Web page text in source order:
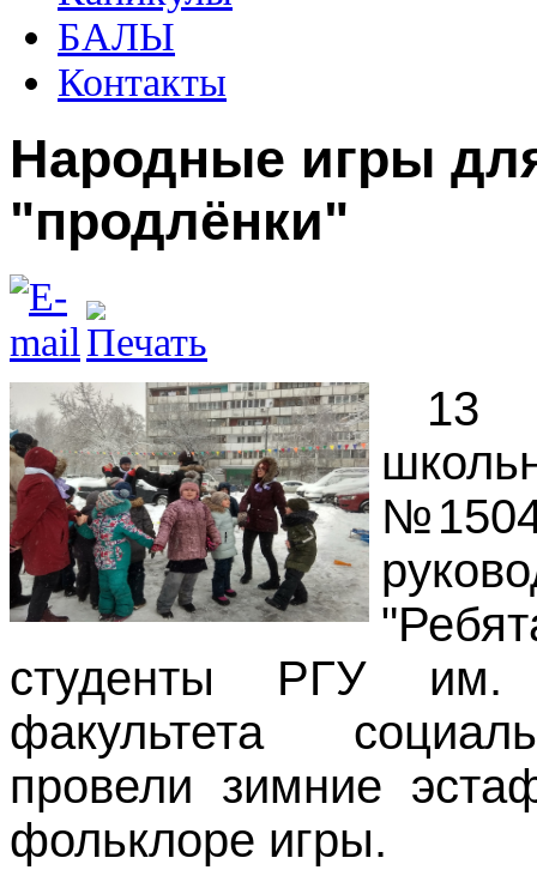
БАЛЫ
Контакты
Народные игры
"продлёнки"
13
№1504
студенты РГУ им.
факультета
провели зимние
фольклоре игры.